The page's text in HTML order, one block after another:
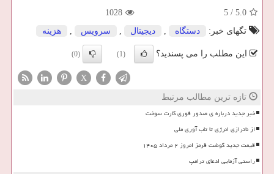
5.0
/
5
1028
تگهای خبر:
دستگاه , دیجیتال , سرویس , هزینه
این مطلب را می پسندید؟ (1)
(0)
X
تازه ترین مطالب مرتبط
خبر جدید درباره ی صدور فوری کارت سوخت
از ناترازی انرژی تا تاب آوری ملی
قیمت جدید گوشت قرمز امروز ۲ مرداد ۱۴۰۵
راستی آزمایی ادعای ترامپ